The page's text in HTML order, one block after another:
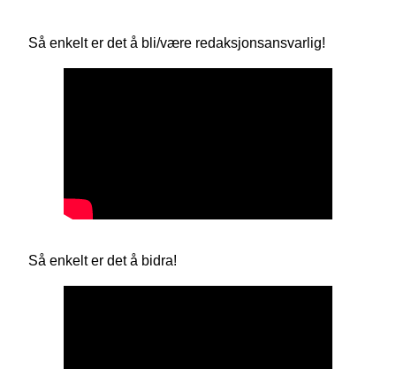
Så enkelt er det å bli/være redaksjonsansvarlig!
Så enkelt er det å bidra!